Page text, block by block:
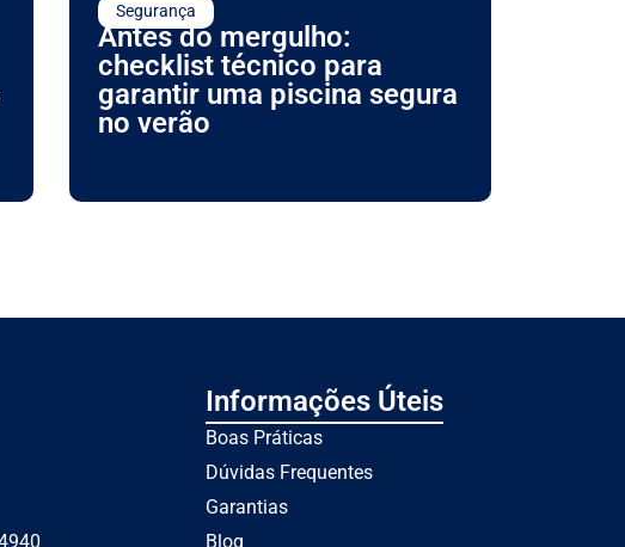
Segurança
Antes do mergulho:
checklist técnico para
garantir uma piscina segura
no verão
Informações Úteis
Boas Práticas
Dúvidas Frequentes
Garantias
Blog